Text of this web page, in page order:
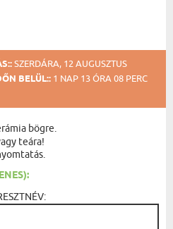
SZERDÁRA, 12 AUGUSZTUS
BELÜL:: 1 NAP 13 ÓRA 08 PERC
bögre.
teára!